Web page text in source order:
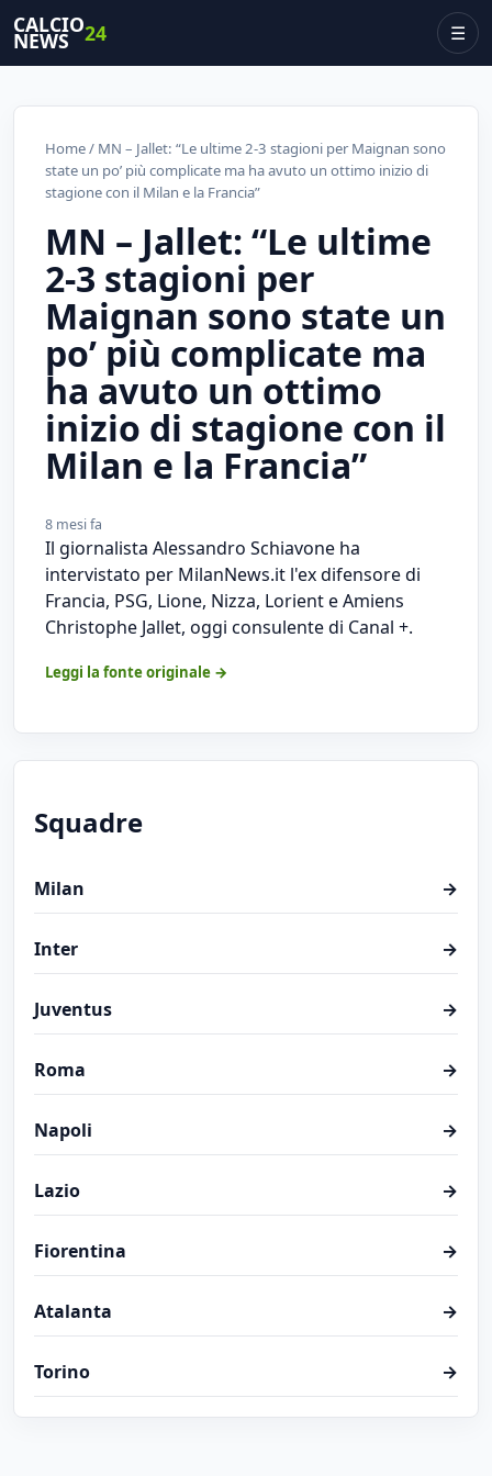
CALCIO
NEWS 24 ☰
Home/ MN – Jallet: “Le ultime 2-3 stagioni per Maignan sono
state un po’ più complicate ma ha avuto un ottimo inizio di
stagione con il Milan e la Francia”
MN – Jallet: “Le ultime
2-3 stagioni per
Maignan sono state un
po’ più complicate ma
ha avuto un ottimo
inizio di stagione con il
Milan e la Francia”
8 mesi fa
Il giornalista Alessandro Schiavone ha
intervistato per MilanNews.it l'ex difensore di
Francia, PSG, Lione, Nizza, Lorient e Amiens
Christophe Jallet, oggi consulente di Canal +.
Leggi la fonte originale →
Squadre
Milan →
Inter →
Juventus →
Roma →
Napoli →
Lazio →
Fiorentina →
Atalanta →
Torino →